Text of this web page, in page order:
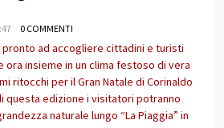
0 COMMENTI
pronto ad accogliere cittadini e turisti
insieme in un clima festoso di vera
ritocchi per il Gran Natale di Corinaldo
questa edizione i visitatori potranno
naturale lungo “La Piaggia” in